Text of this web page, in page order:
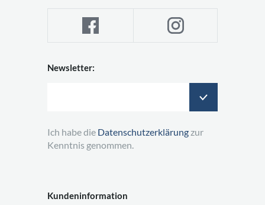
Kundeninformation
Newsletter:
Ich habe die Datenschutzerklärung zur
Kenntnis genommen.